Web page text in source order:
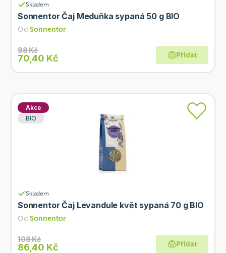
Skladem
Sonnentor Čaj Meduňka sypaná 50 g BIO
Od Sonnentor
88 Kč
70,40 Kč Přidat
Akce
BIO
Skladem
Sonnentor Čaj Levandule květ sypaná 70 g BIO
Od Sonnentor
108 Kč
86,40 Kč Přidat